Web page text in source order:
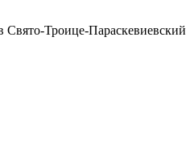
Свято-Троице-